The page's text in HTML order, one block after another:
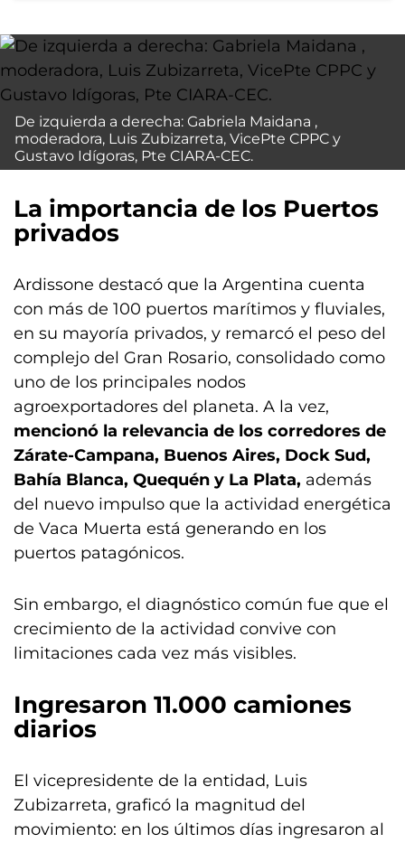
De izquierda a derecha: Gabriela Maidana ,
moderadora, Luis Zubizarreta, VicePte CPPC y
Gustavo Idígoras, Pte CIARA-CEC.
La importancia de los Puertos
privados
Ardissone destacó que la Argentina cuenta
con más de 100 puertos marítimos y fluviales,
en su mayoría privados, y remarcó el peso del
complejo del Gran Rosario, consolidado como
uno de los principales nodos
agroexportadores del planeta. A la vez,
mencionó la relevancia de los corredores de
Zárate-Campana, Buenos Aires, Dock Sud,
Bahía Blanca, Quequén y La Plata, además
del nuevo impulso que la actividad energética
de Vaca Muerta está generando en los
puertos patagónicos.
Sin embargo, el diagnóstico común fue que el
crecimiento de la actividad convive con
limitaciones cada vez más visibles.
Ingresaron 11.000 camiones
diarios
El vicepresidente de la entidad, Luis
Zubizarreta, graficó la magnitud del
movimiento: en los últimos días ingresaron al